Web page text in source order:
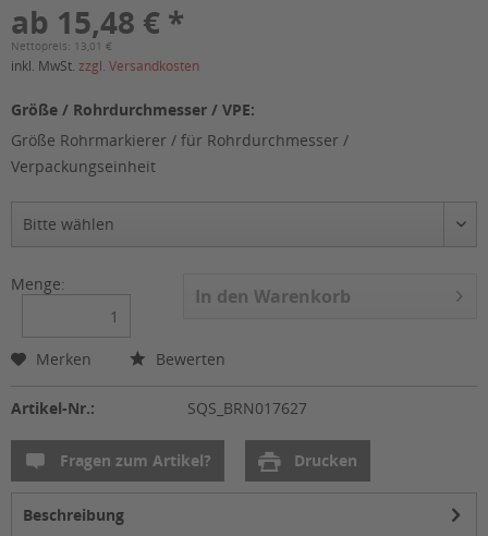
ab 15,48 € *
Nettopreis: 13,01 €
inkl. MwSt. zzgl. Versandkosten
Größe / Rohrdurchmesser / VPE:
Größe Rohrmarkierer / für Rohrdurchmesser /
Verpackungseinheit
Menge:
In den Warenkorb
Merken Bewerten
Artikel-Nr.: SQS_BRN017627
Fragen zum Artikel? Drucken
Beschreibung